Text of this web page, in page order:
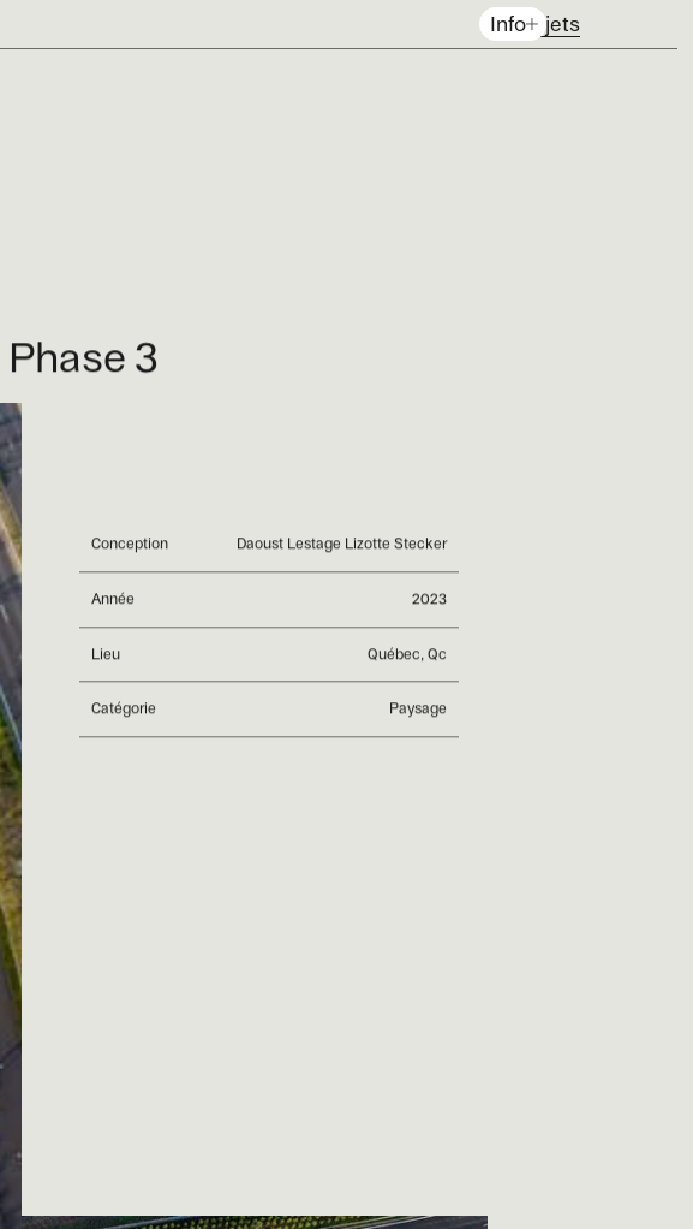
Projets
Info
3
Conception Daoust Lestage Lizotte Stecker
Année 2023
Lieu Québec, Qc
Catégorie Paysage